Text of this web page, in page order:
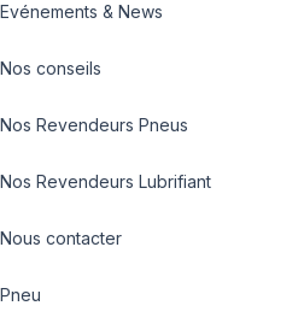
Evénements & News
Nos conseils
Nos Revendeurs Pneus
Nos Revendeurs Lubrifiant
Nous contacter
Pneu